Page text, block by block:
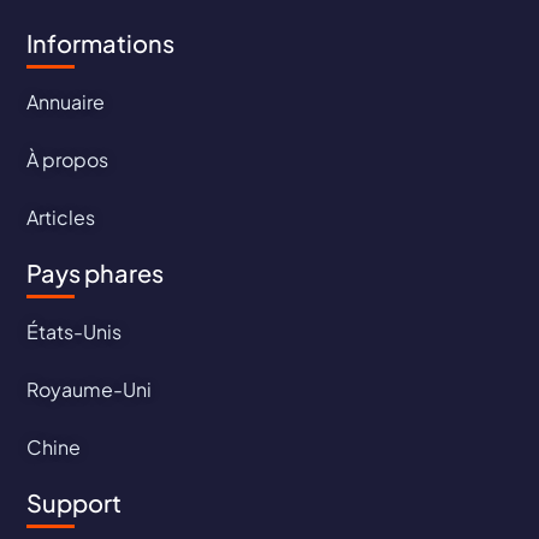
Informations
Annuaire
À propos
Articles
Pays phares
États-Unis
Royaume-Uni
Chine
Support